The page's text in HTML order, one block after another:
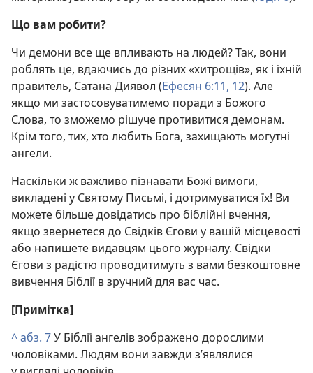
Що вам робити?
Чи демони все ще впливають на людей? Так, вони
роблять це, вдаючись до різних «хитрощів», як і їхній
правитель, Сатана Диявол (Ефесян 6:11, 12). Але
якщо ми застосовуватимемо поради з Божого
Слова, то зможемо рішуче противитися демонам.
Крім того, тих, хто любить Бога, захищають могутні
ангели.
Наскільки ж важливо пізнавати Божі вимоги,
викладені у Святому Письмі, і дотримуватися їх! Ви
можете більше довідатись про біблійні вчення,
якщо звернетеся до Свідків Єгови у вашій місцевості
або напишете видавцям цього журналу. Свідки
Єгови з радістю проводитимуть з вами безкоштовне
вивчення Біблії в зручний для вас час.
[Примітка]
^абз. 7У Біблії ангелів зображено дорослими
чоловіками. Людям вони завжди з’являлися